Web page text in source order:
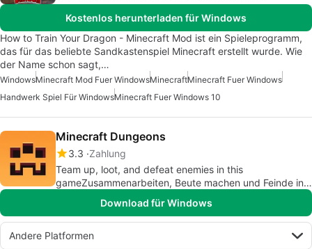
Kostenlos herunterladen für Windows
How to Train Your Dragon - Minecraft Mod ist ein Spieleprogramm,
das für das beliebte Sandkastenspiel Minecraft erstellt wurde. Wie
der Name schon sagt,…
WindowsMinecraft Mod Fuer WindowsMinecraftMinecraft Fuer Windows
Handwerk Spiel Für WindowsMinecraft Fuer Windows 10
Minecraft Dungeons
3.3 Zahlung
Team up, loot, and defeat enemies in this
gameZusammenarbeiten, Beute machen und Feinde in
Download für Windows
Andere Platformen